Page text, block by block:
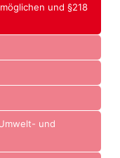
und §218
und